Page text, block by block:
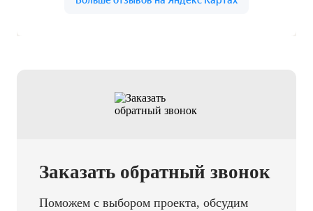
Заказать обратный звонок
Поможем с выбором проекта, обсудим